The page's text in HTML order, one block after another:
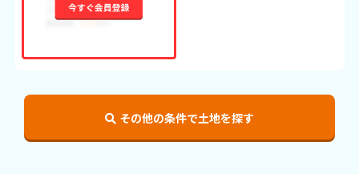
その他の条件で土地を探す